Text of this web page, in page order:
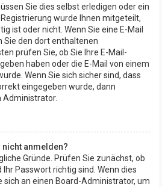
Sie dies selbst erledigen oder ein
wurde Ihnen mitgeteilt,
ist oder nicht. Wenn Sie eine E-Mail
Sie den dort enthaltenen
prüfen Sie, ob Sie Ihre E-Mail-
haben oder die E-Mail von einem
Wenn Sie sich sicher sind, dass
eingegeben wurde, dann
Administrator.
nicht anmelden?
Gründe. Prüfen Sie zunächst, ob
Ihr Passwort richtig sind. Wenn dies
sich an einen Board-Administrator, um